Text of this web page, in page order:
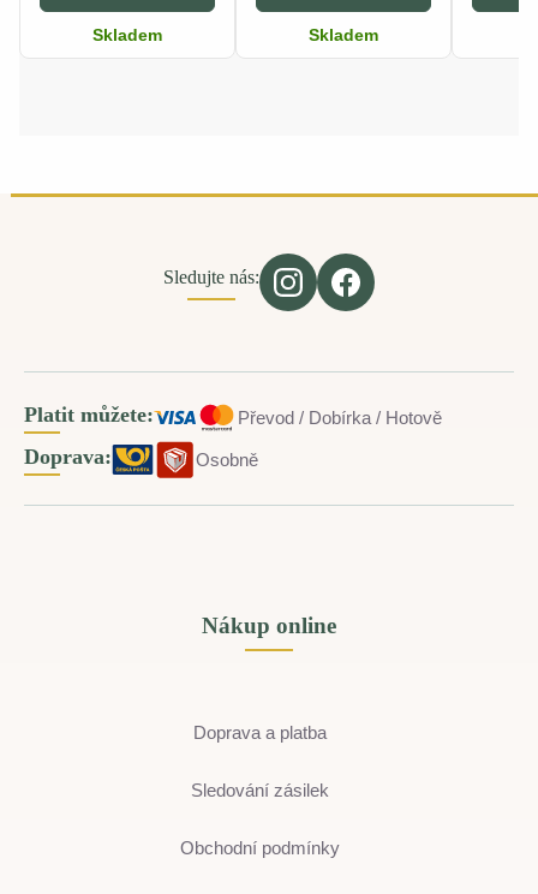
Skladem Skladem
Sledujte nás:
Platit můžete: Převod / Dobírka / Hotově
Doprava: Osobně
Nákup online
Doprava a platba
Sledování zásilek
Obchodní podmínky